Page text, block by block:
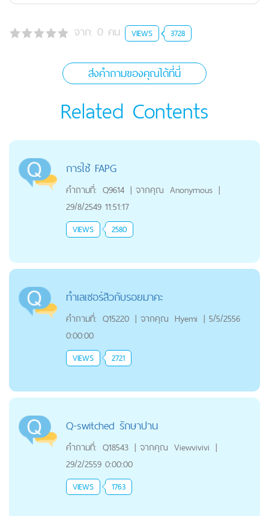
จาก: 0 คน VIEWS 3728
ส่งคำถามของคุณได้ที่นี่
Related Contents
การใช้ FAPG
คำถามที่: Q9614 | จากคุณ Anonymous |
29/8/2549 11:51:17
VIEWS 2580
ทำเลเซอร์สิวกับรอยมาคะ
คำถามที่: Q15220 | จากคุณ Hyemi | 5/5/2556
0:00:00
VIEWS 2721
Q-switched รักษาปาน
คำถามที่: Q18543 | จากคุณ Viewvivivi |
29/2/2559 0:00:00
VIEWS 1763